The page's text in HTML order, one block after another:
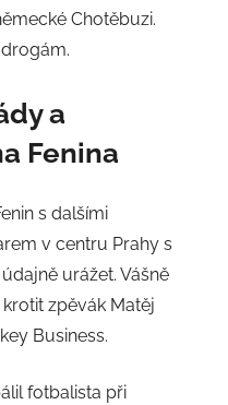
Chotěbuzi.
a
Fenina
s dalšími
v centru Prahy s
urážet. Vášně
zpěvák Matěj
Business.
fotbalista při